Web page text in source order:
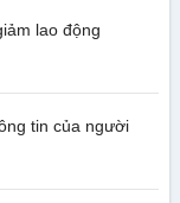
lao động
tin của người